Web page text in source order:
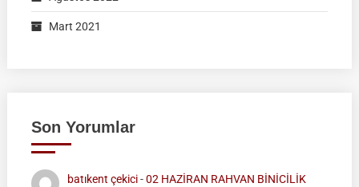
Mart 2021
Son Yorumlar
batıkent çekici-02 HAZİRAN RAHVAN BİNİCİLİK